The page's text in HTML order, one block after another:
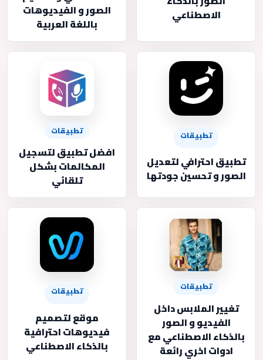
الاصطناعي
الصور و الفيديوهات
باللغة العربية
تطبيقات
تطبيق احترافي لتعديل
الصور و تحسين جودتها
تطبيقات
افضل تطبيق لتسجيل
المكالمات بشكل
تلقائي
تطبيقات
تغيير الملابس داخل
الفيديو و الصور
بالذكاء الاصطناعي مع
ادوات اخري رائعة
تطبيقات
موقع لتصميم
فيديوهات احترافية
بالذكاء الاصطناعي